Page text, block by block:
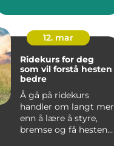
12. mar
Ridekurs for deg
som vil forstå hesten
bedre
Å gå på ridekurs
handler om langt mer
enn å lære å styre,
bremse og få hesten i